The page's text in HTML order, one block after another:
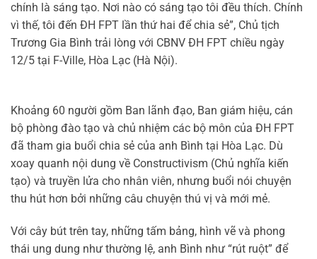
chính là sáng tạo. Nơi nào có sáng tạo tôi đều thích. Chính
vì thế, tôi đến ĐH FPT lần thứ hai để chia sẻ”, Chủ tịch
Trương Gia Bình trải lòng với CBNV ĐH FPT chiều ngày
12/5 tại F-Ville, Hòa Lạc (Hà Nội).
Khoảng 60 người gồm Ban lãnh đạo, Ban giám hiệu, cán
bộ phòng đào tạo và chủ nhiệm các bộ môn của ĐH FPT
đã tham gia buổi chia sẻ của anh Bình tại Hòa Lạc. Dù
xoay quanh nội dung về Constructivism (Chủ nghĩa kiến
tạo) và truyền lửa cho nhân viên, nhưng buổi nói chuyện
thu hút hơn bởi những câu chuyện thú vị và mới mẻ.
Với cây bút trên tay, những tấm bảng, hình vẽ và phong
thái ung dung như thường lệ, anh Bình như “rút ruột” để